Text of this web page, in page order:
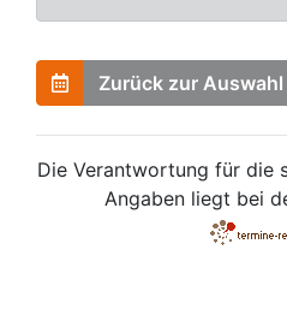
Zurück zur Auswahl
Die Verantwortung für die
Angaben liegt bei